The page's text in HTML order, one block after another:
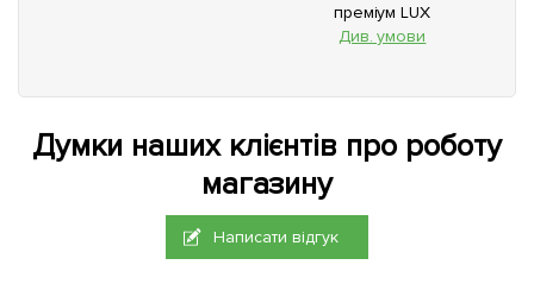
преміум LUX
Див. умови
Думки наших клієнтів про роботу
магазину
Написати відгук